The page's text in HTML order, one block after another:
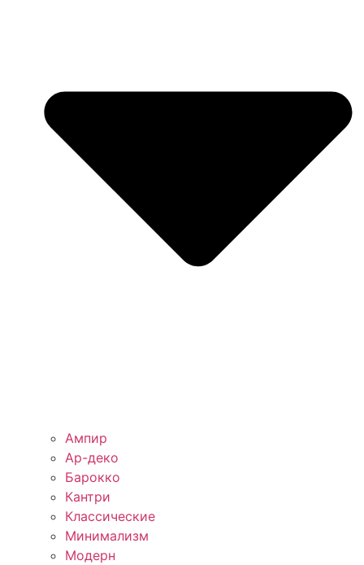
Ампир
Ар-деко
Барокко
Кантри
Классические
Минимализм
Модерн